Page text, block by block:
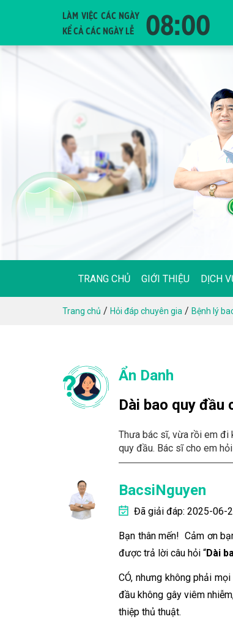
LÀM VIỆC CÁC NGÀY
KỂ CẢ CÁC NGÀY LỄ
08:00
TRANG CHỦ GIỚI THIỆU DỊCH
Trang chủ / Hỏi đáp chuyên gia / Bệnh lý
Ẩn Danh
Dài bao quy đầu
Thưa bác sĩ, vừa rồi em đi
quy đầu. Bác sĩ cho em
BacsiNguyen
Đã giải đáp: 2025-06-
Bạn thân mến! Cảm ơn
được trả lời câu hỏi “Dài
CÓ, nhưng không phải
đầu không gây viêm
thiệp thủ thuật.